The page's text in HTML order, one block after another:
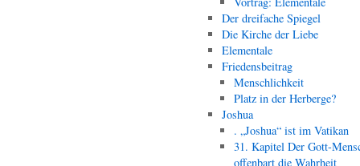
Der dreifache Spiegel
Die Kirche der Liebe
Elementale
Friedensbeitrag
Menschlichkeit
Platz in der Herberge?
Joshua
. „Joshua“ ist im Vatikan
31. Kapitel Der Gott-
offenbart die Wahrheit